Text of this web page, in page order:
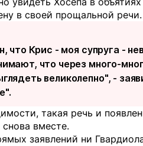
в своей прощальной речи.
что Крис - моя супруга -
что через много-
великолепно", -
такая речь и
вместе.
заявлений ни